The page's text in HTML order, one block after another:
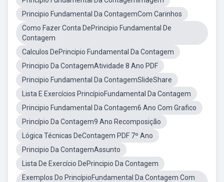
Principio Fundamental Da ContagemCom Carinhos
Como Fazer Conta DePrincipio Fundamental De
Contagem
Calculos DePrincipio Fundamental Da Contagem
Principio Da ContagemAtividade 8 Ano PDF
Principio Fundamental Da ContagemSlideShare
Lista E Exercícios PrincípioFundamental Da Contagem
Principio Fundamental Da Contagem6 Ano Com Grafico
Princípio Da Contagem9 Ano Recomposição
Lógica Técnicas DeContagem PDF 7º Ano
Principio Da ContagemAssunto
Lista De Exercício DePrincipio Da Contagem
Exemplos Do PrincípioFundamental Da Contagem Com